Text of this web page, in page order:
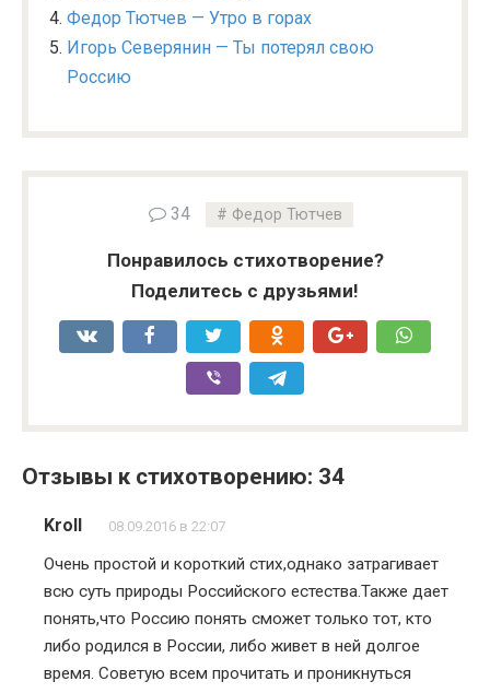
Федор Тютчев — Утро в горах
Игорь Северянин — Ты потерял свою
Россию
34 Федор Тютчев
Понравилось стихотворение?
Поделитесь с друзьями!
Отзывы к стихотворению: 34
Kroll 08.09.2016 в 22:07
Очень простой и короткий стих,однако затрагивает
всю суть природы Российского естества.Также дает
понять,что Россию понять сможет только тот, кто
либо родился в России, либо живет в ней долгое
время. Советую всем прочитать и проникнуться